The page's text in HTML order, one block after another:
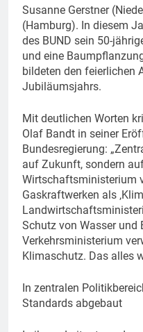
Susanne Gerstner
(Hamburg). In diesem
des BUND sein 50-
und eine
bildeten den feierlichen
Jubiläumsjahrs.
Mit deutlichen Worten
Olaf Bandt in seiner
Bundesregierung:
auf Zukunft, sondern
Wirtschaftsministerium
Gaskraftwerken als
Schutz von Wasser und
Verkehrsministerium
Klimaschutz. Das alles
In zentralen
Standards abgebaut